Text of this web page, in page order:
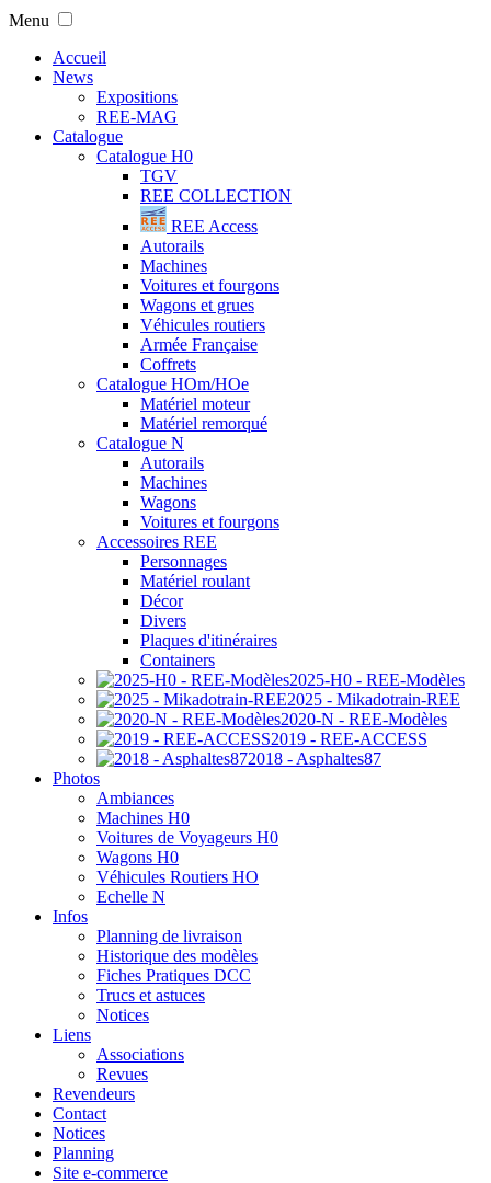
Menu
Accueil
News
Expositions
REE-MAG
Catalogue
Catalogue H0
TGV
REE COLLECTION
REE Access
Autorails
Machines
Voitures et fourgons
Wagons et grues
Véhicules routiers
Armée Française
Coffrets
Catalogue HOm/HOe
Matériel moteur
Matériel remorqué
Catalogue N
Autorails
Machines
Wagons
Voitures et fourgons
Accessoires REE
Personnages
Matériel roulant
Décor
Divers
Plaques d'itinéraires
Containers
2025-H0 - REE-Modèles
2025 - Mikadotrain-REE
2020-N - REE-Modèles
2019 - REE-ACCESS
2018 - Asphaltes87
Photos
Ambiances
Machines H0
Voitures de Voyageurs H0
Wagons H0
Véhicules Routiers HO
Echelle N
Infos
Planning de livraison
Historique des modèles
Fiches Pratiques DCC
Trucs et astuces
Notices
Liens
Associations
Revues
Revendeurs
Contact
Notices
Planning
Site e-commerce